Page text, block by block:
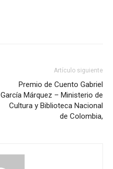
Artículo siguiente
Premio de Cuento Gabriel
García Márquez – Ministerio de
Cultura y Biblioteca Nacional
de Colombia,